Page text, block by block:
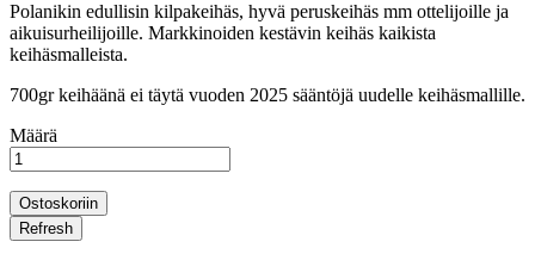
Polanikin edullisin kilpakeihäs, hyvä peruskeihäs mm ottelijoille ja
aikuisurheilijoille. Markkinoiden kestävin keihäs kaikista
keihäsmalleista.
700gr keihäänä ei täytä vuoden 2025 sääntöjä uudelle keihäsmallille.
Määrä
Ostoskoriin